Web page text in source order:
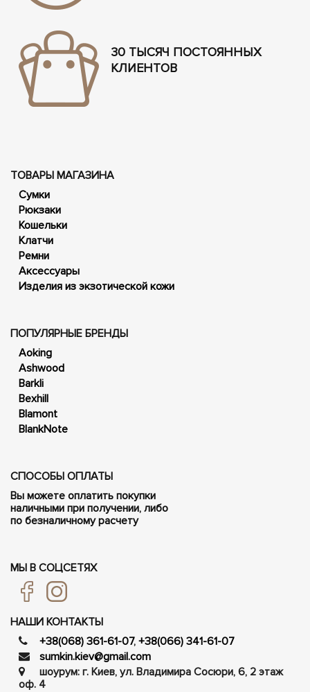
30 ТЫСЯЧ ПОСТОЯННЫХ
КЛИЕНТОВ
ТОВАРЫ МАГАЗИНА
Сумки
Рюкзаки
Кошельки
Клатчи
Ремни
Аксессуары
Изделия из экзотической кожи
ПОПУЛЯРНЫЕ БРЕНДЫ
Aoking
Ashwood
Barkli
Bexhill
Blamont
BlankNote
СПОСОБЫ ОПЛАТЫ
Вы можете оплатить покупки
наличными при получении, либо
по безналичному расчету
МЫ В СОЦСЕТЯХ
НАШИ КОНТАКТЫ
+38(068) 361-61-07, +38(066) 341-61-07
sumkin.kiev@gmail.com
шоурум: г. Киев, ул. Владимира Сосюри, ​​6, 2 этаж
оф. 4